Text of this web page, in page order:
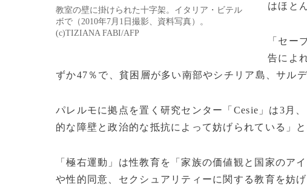
教室の壁に掛けられた十字架。イタリア・ビテル
ボで（2010年7月1日撮影、資料写真）。
(c)TIZIANA FABI/AFP
はほと
「セー
告によ
ずか47％で、貧困層が多い南部やシチリア島、サル
パレルモに拠点を置く研究センター「Cesie」は3月
的な障壁と政治的な抵抗によって妨げられている」と
「極右運動」は性教育を「家族の価値観と国家のア
や性的同意、セクシュアリティーに関する教育を妨